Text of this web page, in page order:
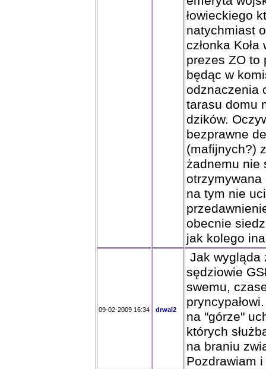
łowieckiego
natychmiast
członka
prezes ZO to
będąc w
odznaczenia
tarasu domu
dzików.
bezprawne
(mafijnych?)
żadnemu nie
na tym nie
obecnie
jak kolego
09-02-2009 16:34 drwal2
Jak wygląda
sędziowie
swemu,
na "górze"
których
na braniu
Pozdrawiam i